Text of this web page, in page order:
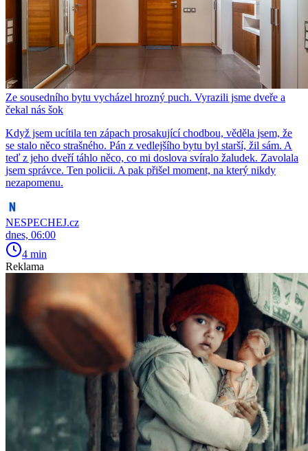
Ze sousedního bytu vycházel hrozný puch. Vyrazili jsme dveře a
čekal nás šok
Když jsem ucítila ten zápach prosakující chodbou, věděla jsem, že
se stalo něco strašného. Pán z vedlejšího bytu byl starší, žil sám. A
teď z jeho dveří táhlo něco, co mi doslova svíralo žaludek. Zavolala
jsem správce. Ten policii. A pak přišel moment, na který nikdy
nezapomenu.
NESPECHEJ.cz
dnes, 06:00
4 min
Reklama